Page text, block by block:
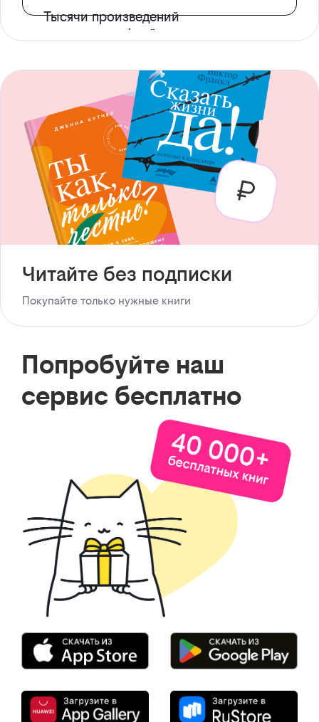
Тысячи произведений
с доступом офлайн
Читайте без подписки
Покупайте только нужные книги
Попробуйте наш
сервис бесплатно